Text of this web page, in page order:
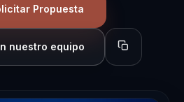
Propuesta
nuestro equipo Copiar perfil